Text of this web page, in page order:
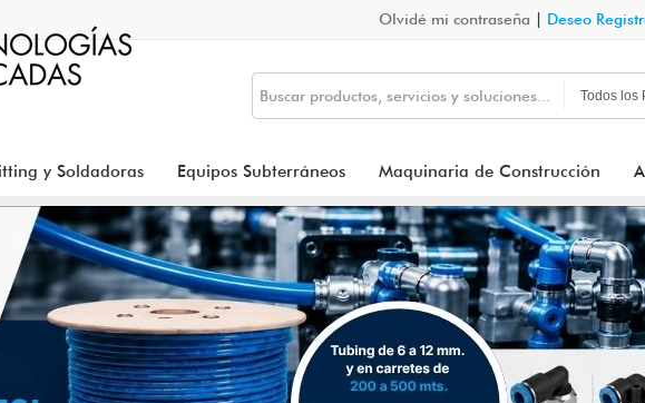
Olvidé mi contraseña Deseo
y Soldadoras Equipos Subterráneos Maquinaria de Construcción